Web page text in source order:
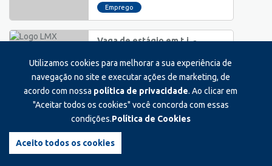
Emprego
Vaga de estágio em t.i. -
Estágio
Estágio
padaria
Utilizamos cookies para melhorar a sua experiência de
navegação no site e executar ações de marketing, de
acordo com nossa política de privacidade. Ao clicar em
"Aceitar todos os cookies" você concorda com essas
condições.Política de Cookies
Aceito todos os cookies